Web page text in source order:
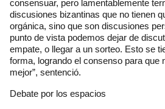
consensuar, pero lamentablemente
discusiones bizantinas que no tienen
orgánica, sino que son discusiones
punto de vista podemos dejar de
empate, o llegar a un sorteo. Esto se
forma, logrando el consenso para que
mejor”, sentenció.
Debate por los espacios